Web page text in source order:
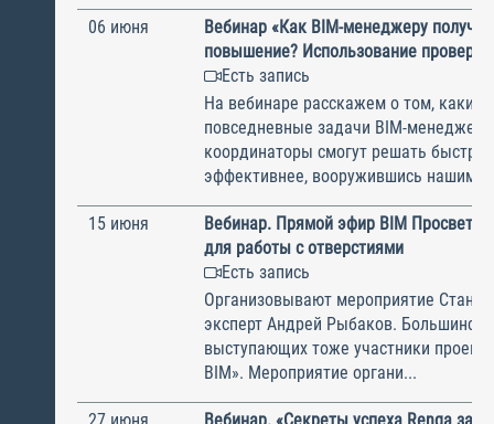
06 июня
Вебинар «Как BIM-менеджеру
повышение? Использование
Есть запись
На вебинаре расскажем о том, какие
повседневные задачи BIM-
координаторы смогут решать
эффективнее, вооружившись нашим
15 июня
Вебинар. Прямой эфир BIM Просвет:
для работы с отверстиями
Есть запись
Организовывают мероприятие
эксперт Андрей Рыбаков.
выступающих тоже участники
BIM». Мероприятие органи...